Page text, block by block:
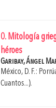
0. Mitología
héroes
Garibay, Ángel
México, D. F.:
Cuantos...).